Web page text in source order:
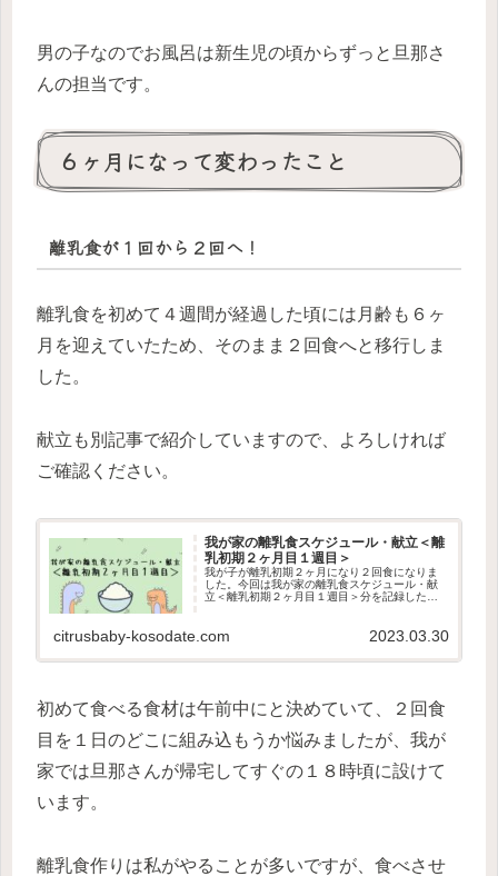
男の子なのでお風呂は新生児の頃からずっと旦那さ
んの担当です。
６ヶ月になって変わったこと
離乳食が１回から２回へ！
離乳食を初めて４週間が経過した頃には月齢も６ヶ
月を迎えていたため、そのまま２回食へと移行しま
した。
献立も別記事で紹介していますので、よろしければ
ご確認ください。
我が家の離乳食スケジュール・献立＜離
乳初期２ヶ月目１週目＞
我が子が離乳初期２ヶ月になり２回食になりま
した。今回は我が家の離乳食スケジュール・献
立＜離乳初期２ヶ月目１週目＞分を記録したい
ーに悩む方の参考になれば嬉しいです。
citrusbaby-kosodate.com 2023.03.30
初めて食べる食材は午前中にと決めていて、２回食
目を１日のどこに組み込もうか悩みましたが、我が
家では旦那さんが帰宅してすぐの１８時頃に設けて
います。
離乳食作りは私がやることが多いですが、食べさせ